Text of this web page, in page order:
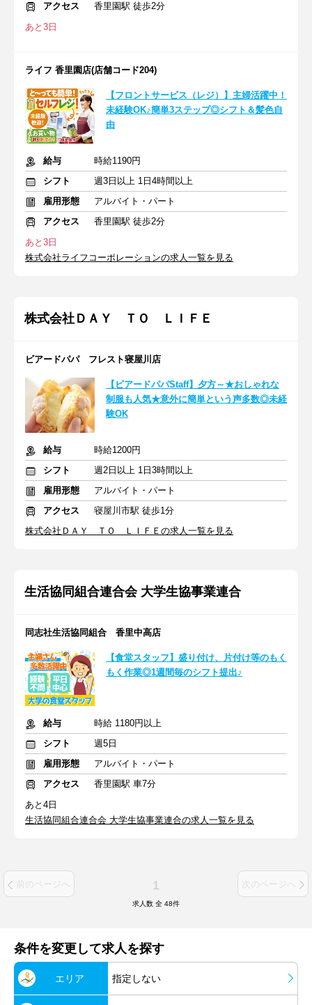
アクセス
香里園駅 徒歩2分
あと3日
ライフ 香里園店(店舗コード204)
【フロントサービス（レジ）】主婦活躍中！
未経験OK♪簡単3ステップ◎シフト＆髪色自
由
給与
時給1190円
シフト
週3日以上 1日4時間以上
雇用形態
アルバイト・パート
アクセス
香里園駅 徒歩2分
あと3日
株式会社ライフコーポレーションの求人一覧を見る
株式会社ＤＡＹ ＴＯ ＬＩＦＥ
ビアードパパ フレスト寝屋川店
【ビアードパパStaff】夕方～★おしゃれな
制服も人気★意外に簡単という声多数◎未経
験OK
給与
時給1200円
シフト
週2日以上 1日3時間以上
雇用形態
アルバイト・パート
アクセス
寝屋川市駅 徒歩1分
株式会社ＤＡＹ ＴＯ ＬＩＦＥの求人一覧を見る
生活協同組合連合会 大学生協事業連合
同志社生活協同組合 香里中高店
【食堂スタッフ】盛り付け、片付け等のもく
もく作業◎1週間毎のシフト提出♪
給与
時給 1180円以上
シフト
週5日
雇用形態
アルバイト・パート
アクセス
香里園駅 車7分
あと4日
生活協同組合連合会 大学生協事業連合の求人一覧を見る
前のページへ 1 次のページへ
求人数 全 48件
条件を変更して求人を探す
エリア 指定しない